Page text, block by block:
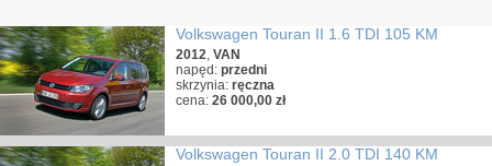
Volkswagen Touran II 1.6 TDI 105 KM
2012, VAN
napęd: przedni
skrzynia: ręczna
cena: 26 000,00 zł
Volkswagen Touran II 2.0 TDI 140 KM